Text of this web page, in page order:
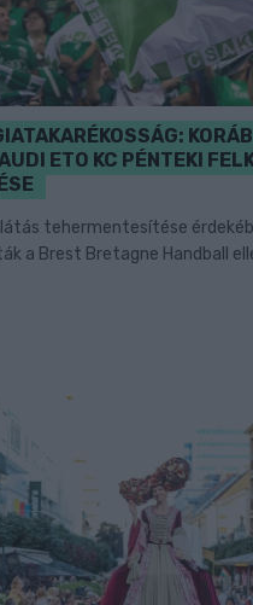
ETO KC PÉNTEKI
tehermentesítése
a Brest Bretagne Handball